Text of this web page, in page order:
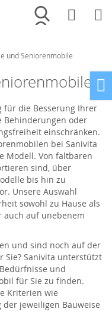
Merkliste
und Seniorenmobile
für die Besserung Ihrer
Behinderungen oder
einschränken.
bei Sanivita
Modell. Von faltbaren
sind, über
bis hin zu
Unsere Auswahl
sowohl zu Hause als
auch auf unebenem
und sind noch auf der
Sie? Sanivita unterstützt
und
für Sie zu finden.
Kriterien wie
jeweiligen Bauweise